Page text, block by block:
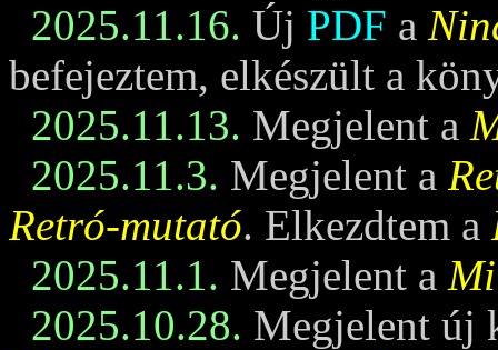
2025.11.16. Új PDF a
befejeztem, elkészült a
2025.11.13. Megjelent a
2025.11.3. Megjelent a
Retró-mutató. Elkezdtem a
2025.11.1. Megjelent a
2025.10.28. Megjelent új